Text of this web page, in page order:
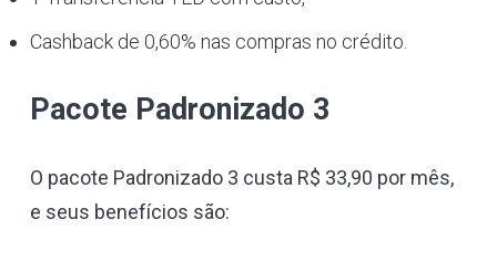
Cashback de 0,60% nas compras no crédito.
Pacote Padronizado 3
O pacote Padronizado 3 custa R$ 33,90 por mês,
e seus benefícios são: